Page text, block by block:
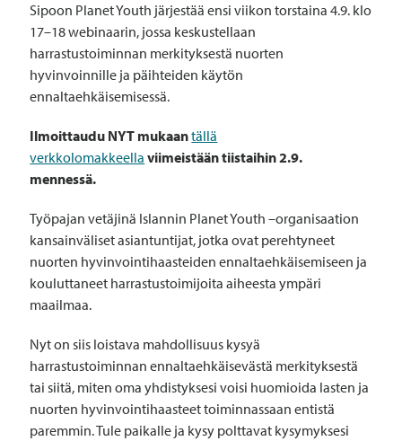
Sipoon Planet Youth järjestää ensi viikon torstaina 4.9. klo
17–18 webinaarin, jossa keskustellaan
harrastustoiminnan merkityksestä nuorten
hyvinvoinnille ja päihteiden käytön
ennaltaehkäisemisessä.
Ilmoittaudu NYT mukaantällä
verkkolomakkeella viimeistään tiistaihin 2.9.
mennessä.
Työpajan vetäjinä Islannin Planet Youth –organisaation
kansainväliset asiantuntijat, jotka ovat perehtyneet
nuorten hyvinvointihaasteiden ennaltaehkäisemiseen ja
kouluttaneet harrastustoimijoita aiheesta ympäri
maailmaa.
Nyt on siis loistava mahdollisuus kysyä
harrastustoiminnan ennaltaehkäisevästä merkityksestä
tai siitä, miten oma yhdistyksesi voisi huomioida lasten ja
nuorten hyvinvointihaasteet toiminnassaan entistä
paremmin. Tule paikalle ja kysy polttavat kysymyksesi